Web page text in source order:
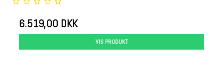
6.519,00 DKK
VIS PRODUKT